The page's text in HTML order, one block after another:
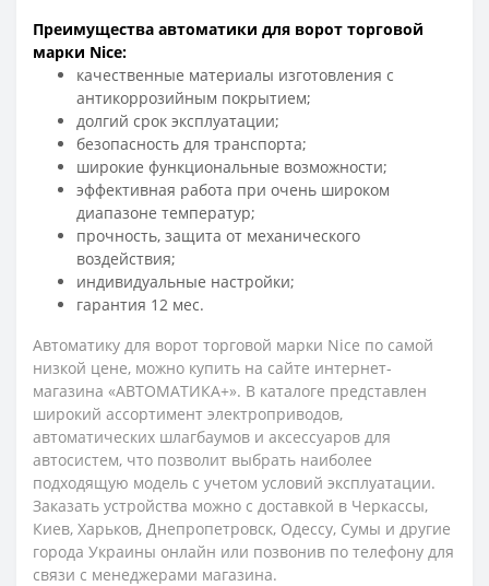
Преимущества автоматики для ворот торговой
марки Nice:
качественные материалы изготовления с
антикоррозийным покрытием;
долгий срок эксплуатации;
безопасность для транспорта;
широкие функциональные возможности;
эффективная работа при очень широком
диапазоне температур;
прочность, защита от механического
воздействия;
индивидуальные настройки;
гарантия 12 мес.
Автоматику для ворот торговой марки Nice по самой
низкой цене, можно купить на сайте интернет-
магазина «АВТОМАТИКА+». В каталоге представлен
широкий ассортимент электроприводов,
автоматических шлагбаумов и аксессуаров для
автосистем, что позволит выбрать наиболее
подходящую модель с учетом условий эксплуатации.
Заказать устройства можно с доставкой в Черкассы,
Киев, Харьков, Днепропетровск, Одессу, Сумы и другие
города Украины онлайн или позвонив по телефону для
связи с менеджерами магазина.